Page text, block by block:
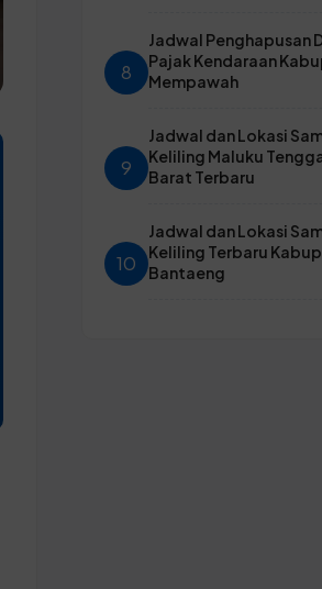
8
Jadwal Penghapusan
Pajak Kendaraan
Mempawah
9
Jadwal dan Lokasi
Keliling Maluku
Barat Terbaru
10
Jadwal dan Lokasi
Keliling Terbaru
Bantaeng